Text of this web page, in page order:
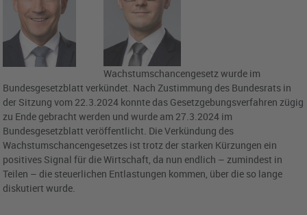
Wachstumschancengesetz wurde im
Bundesgesetzblatt verkündet. Nach Zustimmung des Bundesrats in
der Sitzung vom 22.3.2024 konnte das Gesetzgebungsverfahren zügig
zu Ende gebracht werden und wurde am 27.3.2024 im
Bundesgesetzblatt veröffentlicht. Die Verkündung des
Wachstumschancengesetzes ist trotz der starken Kürzungen ein
positives Signal für die Wirtschaft, da nun endlich – zumindest in
Teilen – die steuerlichen Entlastungen kommen, über die so lange
diskutiert wurde.